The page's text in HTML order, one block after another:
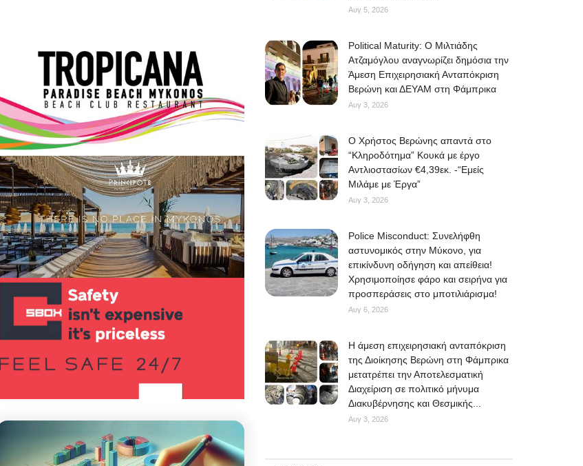
Αυγ 5, 2026
Political Maturity: Ο Μιλτιάδης
Ατζαμόγλου αναγνωρίζει δημόσια την
Άμεση Επιχειρησιακή Ανταπόκριση
Βερώνη και ΔΕΥΑΜ στη Φάμπρικα
Αυγ 3, 2026
O Χρήστος Βερώνης απαντά στο
“Κληροδότημα” Κουκά με έργο
Αντλιοστασίων €4,39εκ. -“Εμείς
Μιλάμε με Έργα”
Αυγ 3, 2026
Police Misconduct: Συνελήφθη
αστυνομικός στην Μύκονο, για
επικίνδυνη οδήγηση και απείθεια!
Χρησιμοποίησε φάρο και σειρήνα για
προσπεράσεις στο μποτιλιάρισμα!
Αυγ 6, 2026
Η άμεση επιχειρησιακή ανταπόκριση
της Διοίκησης Βερώνη στη Φάμπρικα
μετατρέπει την Αποτελεσματική
Διαχείριση σε πολιτικό μήνυμα
Διακυβέρνησης και Θεσμικής...
Αυγ 3, 2026